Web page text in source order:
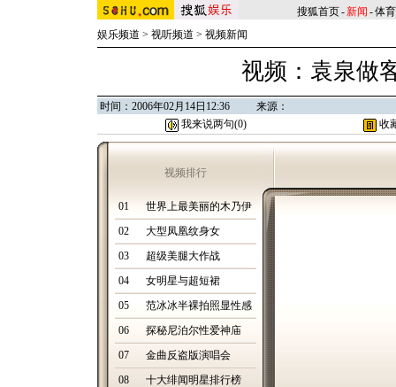
搜狐首页-新闻 -体育
娱乐频道 > 视听频道 > 视频新闻
视频：袁泉做
时间：2006年02月14日12:36 来源：
我来说两句(0) 收
视频排行
01
世界上最美丽的木乃伊
02
大型凤凰纹身女
03
超级美腿大作战
04
女明星与超短裙
05
范冰冰半裸拍照显性感
06
探秘尼泊尔性爱神庙
07
金曲反盗版演唱会
08
十大绯闻明星排行榜